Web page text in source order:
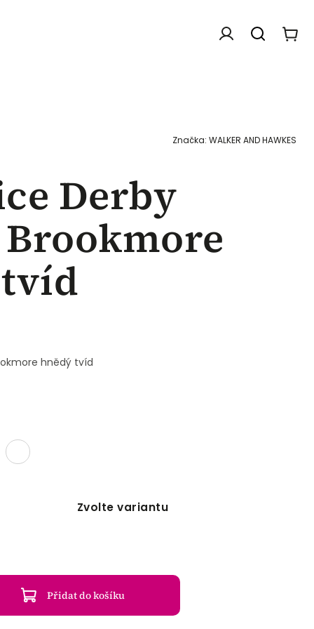
Dárkové poukazy Chovatelské
Derby
hnědý tvíd
Značka: WALKER AND HAWKES
Zvolte variantu
Přidat do košíku